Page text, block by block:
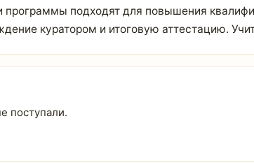
подходят для повышения
куратором и итоговую аттестацию.
поступали.